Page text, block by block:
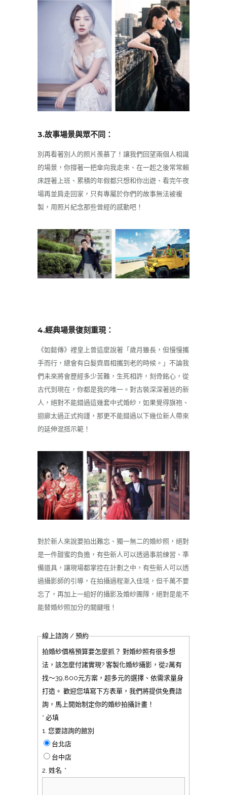
3.故事場景與眾不同：
別再看著別人的照片羨慕了！讓我們回望兩個人相識
的場景，你撐著一把傘向我走來、在一起之後常常賴
床趕著上班、累積的年假都只想和你出遊、看完午夜
場再並肩走回家，只有專屬於你們的故事無法被複
製，用照片紀念那些曾經的感動吧！
4.經典場景復刻重現：
《如懿傳》裡皇上曾這麼說著「歲月雖長，但慢慢攜
手而行，總會有白髮齊眉相攜到老的時候。」不論我
們未來將會歷經多少苦難，生死相許，刻骨銘心，從
古代到現在，你都是我的唯一。對古裝深深著迷的新
人，絕對不能錯過這幾套中式婚紗，如果覺得旗袍、
迴廊太過正式拘謹，那更不能錯過以下幾位新人帶來
的延伸混搭示範！
對於新人來說要拍出難忘、獨一無二的婚紗照，絕對
是一件甜蜜的負擔，有些新人可以透過事前練習、準
備道具，讓現場都掌控在計劃之中，有些新人可以透
過攝影師的引導，在拍攝過程漸入佳境，但千萬不要
忘了，再加上一組好的攝影及婚紗團隊，絕對是能不
能替婚紗照加分的關鍵哦！
線上諮詢 / 預約
拍婚紗價格預算要怎麼抓？ 對婚紗照有很多想
法，該怎麼付諸實現? 客製化婚紗攝影，從2萬有
找～39,800元方案，超多元的選擇、依需求量身
打造。 歡迎您填寫下方表單，我們將提供免費諮
詢，馬上開始制定你的婚紗拍攝計畫！
* 必填
1. 您要諮詢的館別
台北店
台中店
2. 姓名 *